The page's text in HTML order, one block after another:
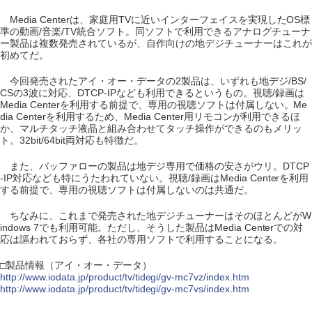
Media Centerは、家庭用TVに近いインターフェイスを実現したOS標
準の動画/音楽/TV統合ソフト。同ソフトで利用できるアナログチューナ
ー製品は複数発売されているが、自作向けの地デジチューナーはこれが
初めてだ。
今回発売されたアイ・オー・データの2製品は、いずれも地デジ/BS/
CSの3波に対応、DTCP-IPなども利用できるというもの。視聴/録画は
Media Centerを利用する前提で、専用の視聴ソフトは付属しない。Me
dia Centerを利用するため、Media Center用リモコンが利用できるほ
か、マルチタッチ液晶と組み合わせてタッチ操作ができるのもメリッ
ト。32bit/64bit両対応も特徴だ。
また、バッファローの製品は地デジ専用で価格の安さがウリ。DTCP
-IP対応なども特にうたわれていない。視聴/録画はMedia Centerを利用
する前提で、専用の視聴ソフトは付属しないのは共通だ。
ちなみに、これまで発売された地デジチューナーはそのほとんどがW
indows 7でも利用可能。ただし、そうした製品はMedia Centerでの対
応は謳われておらず、各社の専用ソフトで利用することになる。
□製品情報（アイ・オー・データ）
http://www.iodata.jp/product/tv/tidegi/gv-mc7vz/index.htm
http://www.iodata.jp/product/tv/tidegi/gv-mc7vs/index.htm